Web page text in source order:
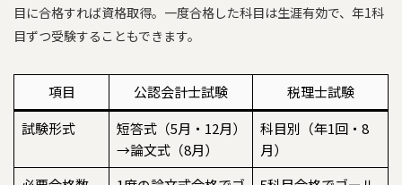
目に合格すれば資格取得。一度合格した科目は生涯有効で、年1科
目ずつ受験することもできます。
項目 公認会計士試験
税理士試験
試験形式
短答式（5月・12月）
→論文式（8月）
科目別（年1回・8
月）